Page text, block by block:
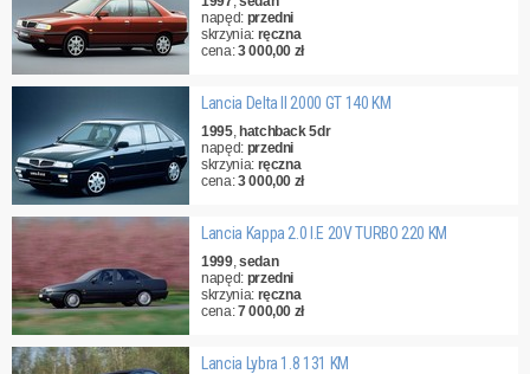
napęd: przedni
skrzynia: ręczna
cena:3 000,00 zł
Lancia Delta II 2000 GT 140 KM
1995, hatchback 5dr
napęd: przedni
skrzynia: ręczna
cena:3 000,00 zł
Lancia Kappa 2.0 I.E 20V TURBO 220 KM
1999,sedan
napęd: przedni
skrzynia: ręczna
cena:7 000,00 zł
Lancia Lybra 1.8 131 KM